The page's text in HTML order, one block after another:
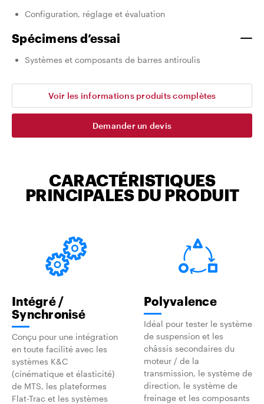
Configuration, réglage et évaluation
Spécimens d’essai
Systèmes et composants de barres antiroulis
Voir les informations produits complètes
Demander un devis
CARACTÉRISTIQUES
PRINCIPALES DU PRODUIT
Intégré /
Synchronisé
Conçu pour une intégration
en toute facilité avec les
systèmes K&C
(cinématique et élasticité)
de MTS, les plateformes
Flat-Trac et les systèmes
Polyvalence
Idéal pour tester le système
de suspension et les
châssis secondaires du
moteur / de la
transmission, le système de
direction, le système de
freinage et les composants